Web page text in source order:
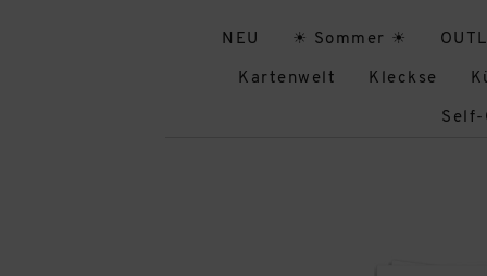
NEU ☀ Sommer ☀
Kartenwelt Kleckse
Self-